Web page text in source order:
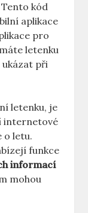
Tento kód
aplikace
pro
letenku
při
letenku, je
internetové
o letu.
funkce
informací
mohou